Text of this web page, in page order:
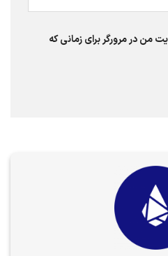
من در مرورگر برای زمانی که